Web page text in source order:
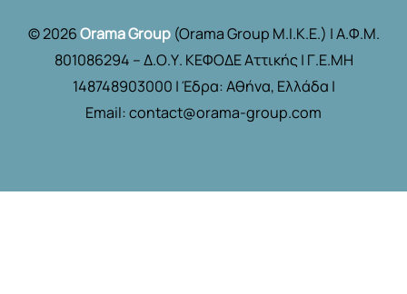
© 2026Orama Group(Orama Group Μ.Ι.Κ.Ε.) | Α.Φ.Μ.
801086294 – Δ.Ο.Υ. ΚΕΦΟΔΕ Αττικής | Γ.Ε.ΜΗ
148748903000 | Έδρα: Αθήνα, Ελλάδα |
Email: contact@orama-group.com